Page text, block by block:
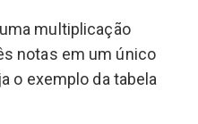
multiplicação
notas em um único
o exemplo da tabela